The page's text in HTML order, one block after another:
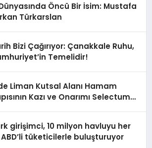
Öncü Bir İsim: Mustafa
Türkarslan
Bizi Çağırıyor: Çanakkale Ruhu,
Temelidir!
Liman Kutsal Alanı Hamam
Kazı ve Onarımı Selectum
girişimci, 10 milyon havluyu her
ABD’li tüketicilerle buluşturuyor